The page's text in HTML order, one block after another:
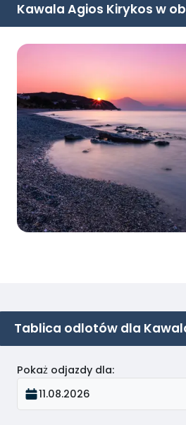
Kawala Agios Kirykos w
Tablica odlotów dla
Pokaż odjazdy dla:
11.08.2026